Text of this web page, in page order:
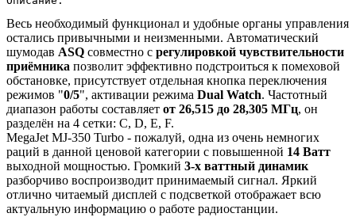
Весь необходимый функционал и удобные органы управления
остались привычными и неизменными. Автоматический
шумодав ASQ совместно с регулировкой чувствительности
приёмника позволит эффективно подстроиться к помеховой
обстановке, присутствует отдельная кнопка переключения
режимов "0/5", активации режима Dual Watch. Частотный
диапазон работы составляет от 26,515 до 28,305 МГц, он
разделён на 4 сетки: C, D, E, F.
MegaJet MJ-350 Turbo - пожалуй, одна из очень немногих
раций в данной ценовой категории с повышенной 14 Ватт
выходной мощностью. Громкий 3-х ваттный динамик
разборчиво воспроизводит принимаемый сигнал. Яркий
отлично читаемый дисплей с подсветкой отображает всю
актуальную информацию о работе радиостанции.